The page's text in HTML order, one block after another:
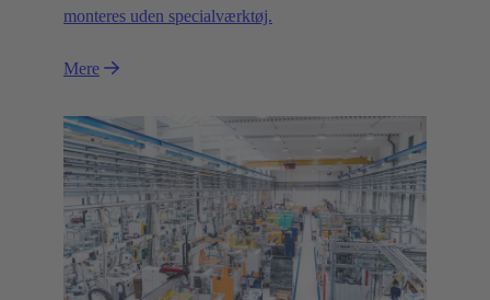
monteres uden specialværktøj.
Mere